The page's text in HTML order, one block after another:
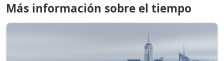
Más información sobre el tiempo